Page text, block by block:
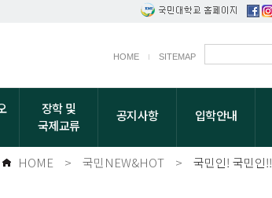
HOME SITEMAP
장학 및
국제교류
공지사항 입학안내
HOME > 국민NEW&HOT > 국민인! 국민인!!